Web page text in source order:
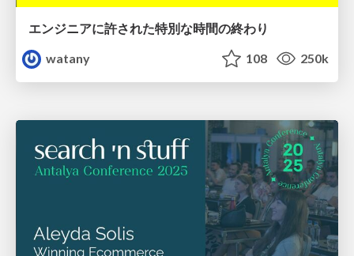
エンジニアに許された特別な時間の終わり
watany
108 250k